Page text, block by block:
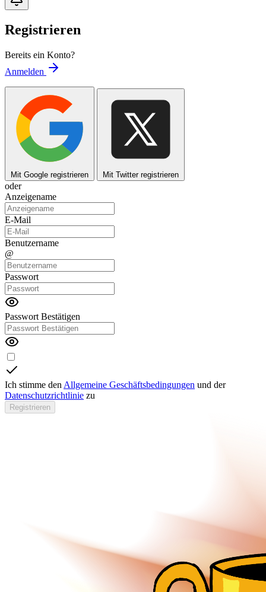
Registrieren
Bereits ein Konto?
Anmelden
Mit Google registrieren Mit Twitter registrieren
oder
Anzeigename
E-Mail
Benutzername
@
Passwort
Passwort Bestätigen
Ich stimme den Allgemeine Geschäftsbedingungen und der
Datenschutzrichtlinie zu
Registrieren